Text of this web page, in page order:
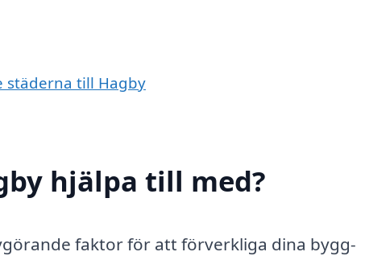
städerna till Hagby
hjälpa till med?
faktor för att förverkliga dina bygg-